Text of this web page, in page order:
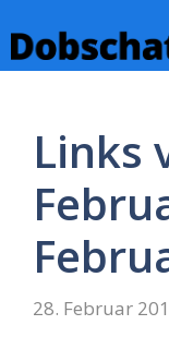
Inhalt
springen
Links
28. Februar